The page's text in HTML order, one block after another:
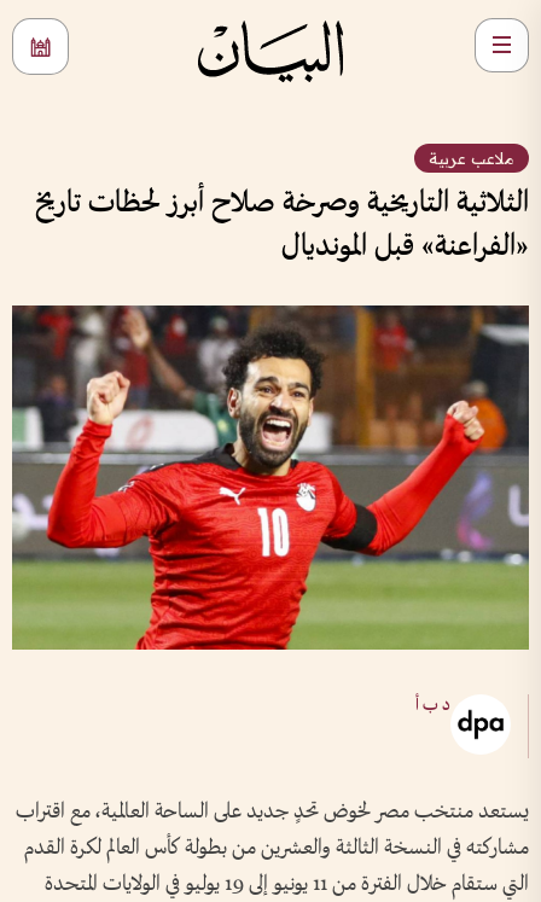
ملاعب عربية
الثلاثية التاريخية وصرخة صلاح أبرز لحظات تاريخ
«الفراعنة» قبل المونديال
د ب أ
يستعد منتخب مصر لخوض تحدٍ جديد على الساحة العالمية، مع اقتراب
مشاركته في النسخة الثالثة والعشرين من بطولة كأس العالم لكرة القدم
التي ستقام خلال الفترة من 11 يونيو إلى 19 يوليو في الولايات المتحدة